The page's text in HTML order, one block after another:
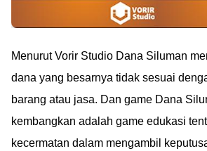
Menurut Vorir Studio Dana Siluman
dana yang besarnya tidak sesuai
barang atau jasa. Dan game Dana
kembangkan adalah game edukasi
kecermatan dalam mengambil